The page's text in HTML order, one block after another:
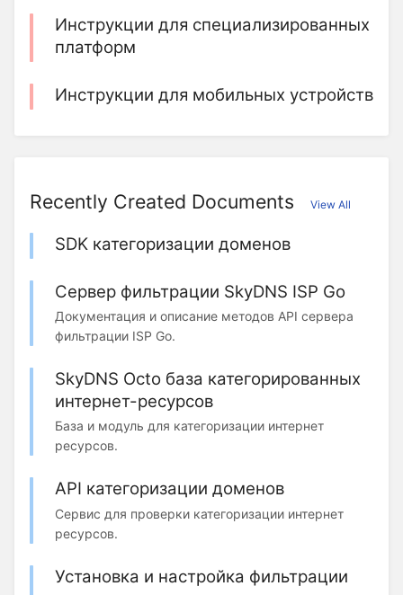
Инструкции для специализированных
платформ
Инструкции для мобильных устройств
Recently Created Documents View All
SDK категоризации доменов
Сервер фильтрации SkyDNS ISP Go
Документация и описание методов API сервера
фильтрации ISP Go.
SkyDNS Octo база категорированных
интернет-ресурсов
База и модуль для категоризации интернет
ресурсов.
API категоризации доменов
Сервис для проверки категоризации интернет
ресурсов.
Установка и настройка фильтрации